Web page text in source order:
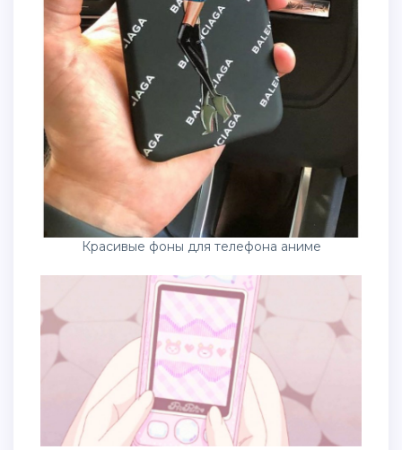
Красивые фоны для телефона аниме